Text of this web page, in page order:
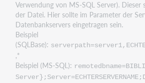
Verwendung von MS-SQL Server).
der Datei. Hier sollte im Parameter der
Datenbankservers eingetragen sein.
Beispiel
(SQLBase):
,*
Beispiel (MS-SQL):